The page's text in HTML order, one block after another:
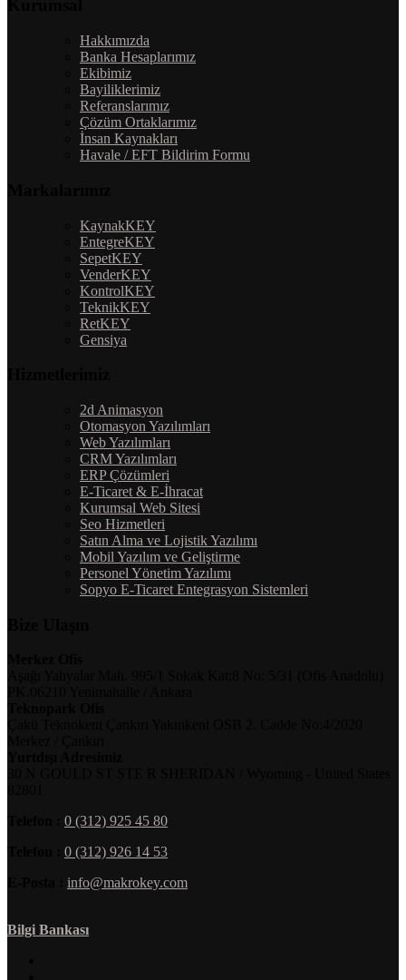
Hakkımızda
Banka Hesaplarımız
Ekibimiz
Bayiliklerimiz
Referanslarımız
Çözüm Ortaklarımız
İnsan Kaynakları
Havale / EFT Bildirim Formu
KaynakKEY
EntegreKEY
SepetKEY
VenderKEY
KontrolKEY
TeknikKEY
RetKEY
Gensiya
2d Animasyon
Otomasyon Yazılımları
Web Yazılımları
CRM Yazılımları
ERP Çözümleri
E-Ticaret & E-İhracat
Kurumsal Web Sitesi
Seo Hizmetleri
Satın Alma ve Lojistik Yazılımı
Mobil Yazılım ve Geliştirme
Personel Yönetim Yazılımı
Sopyo E-Ticaret Entegrasyon Sistemleri
0 (312) 925 45 80
0 (312) 926 14 53
info@makrokey.com
Bilgi Bankası